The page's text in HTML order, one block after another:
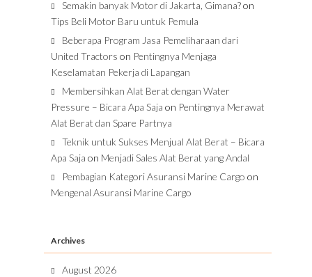
Semakin banyak Motor di Jakarta, Gimana?on
Tips Beli Motor Baru untuk Pemula
Beberapa Program Jasa Pemeliharaan dari
United Tractors on Pentingnya Menjaga
Keselamatan Pekerja di Lapangan
Membersihkan Alat Berat dengan Water
Pressure – Bicara Apa Saja on Pentingnya Merawat
Alat Berat dan Spare Partnya
Teknik untuk Sukses Menjual Alat Berat – Bicara
Apa Saja on Menjadi Sales Alat Berat yang Andal
Pembagian Kategori Asuransi Marine Cargo on
Mengenal Asuransi Marine Cargo
Archives
August 2026